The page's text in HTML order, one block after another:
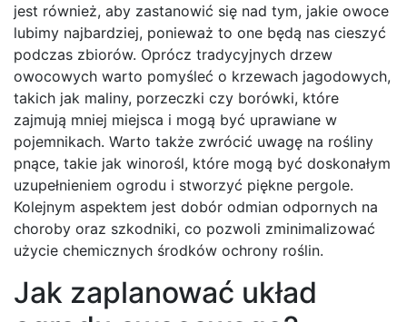
jest również, aby zastanowić się nad tym, jakie owoce
lubimy najbardziej, ponieważ to one będą nas cieszyć
podczas zbiorów. Oprócz tradycyjnych drzew
owocowych warto pomyśleć o krzewach jagodowych,
takich jak maliny, porzeczki czy borówki, które
zajmują mniej miejsca i mogą być uprawiane w
pojemnikach. Warto także zwrócić uwagę na rośliny
pnące, takie jak winorośl, które mogą być doskonałym
uzupełnieniem ogrodu i stworzyć piękne pergole.
Kolejnym aspektem jest dobór odmian odpornych na
choroby oraz szkodniki, co pozwoli zminimalizować
użycie chemicznych środków ochrony roślin.
Jak zaplanować układ